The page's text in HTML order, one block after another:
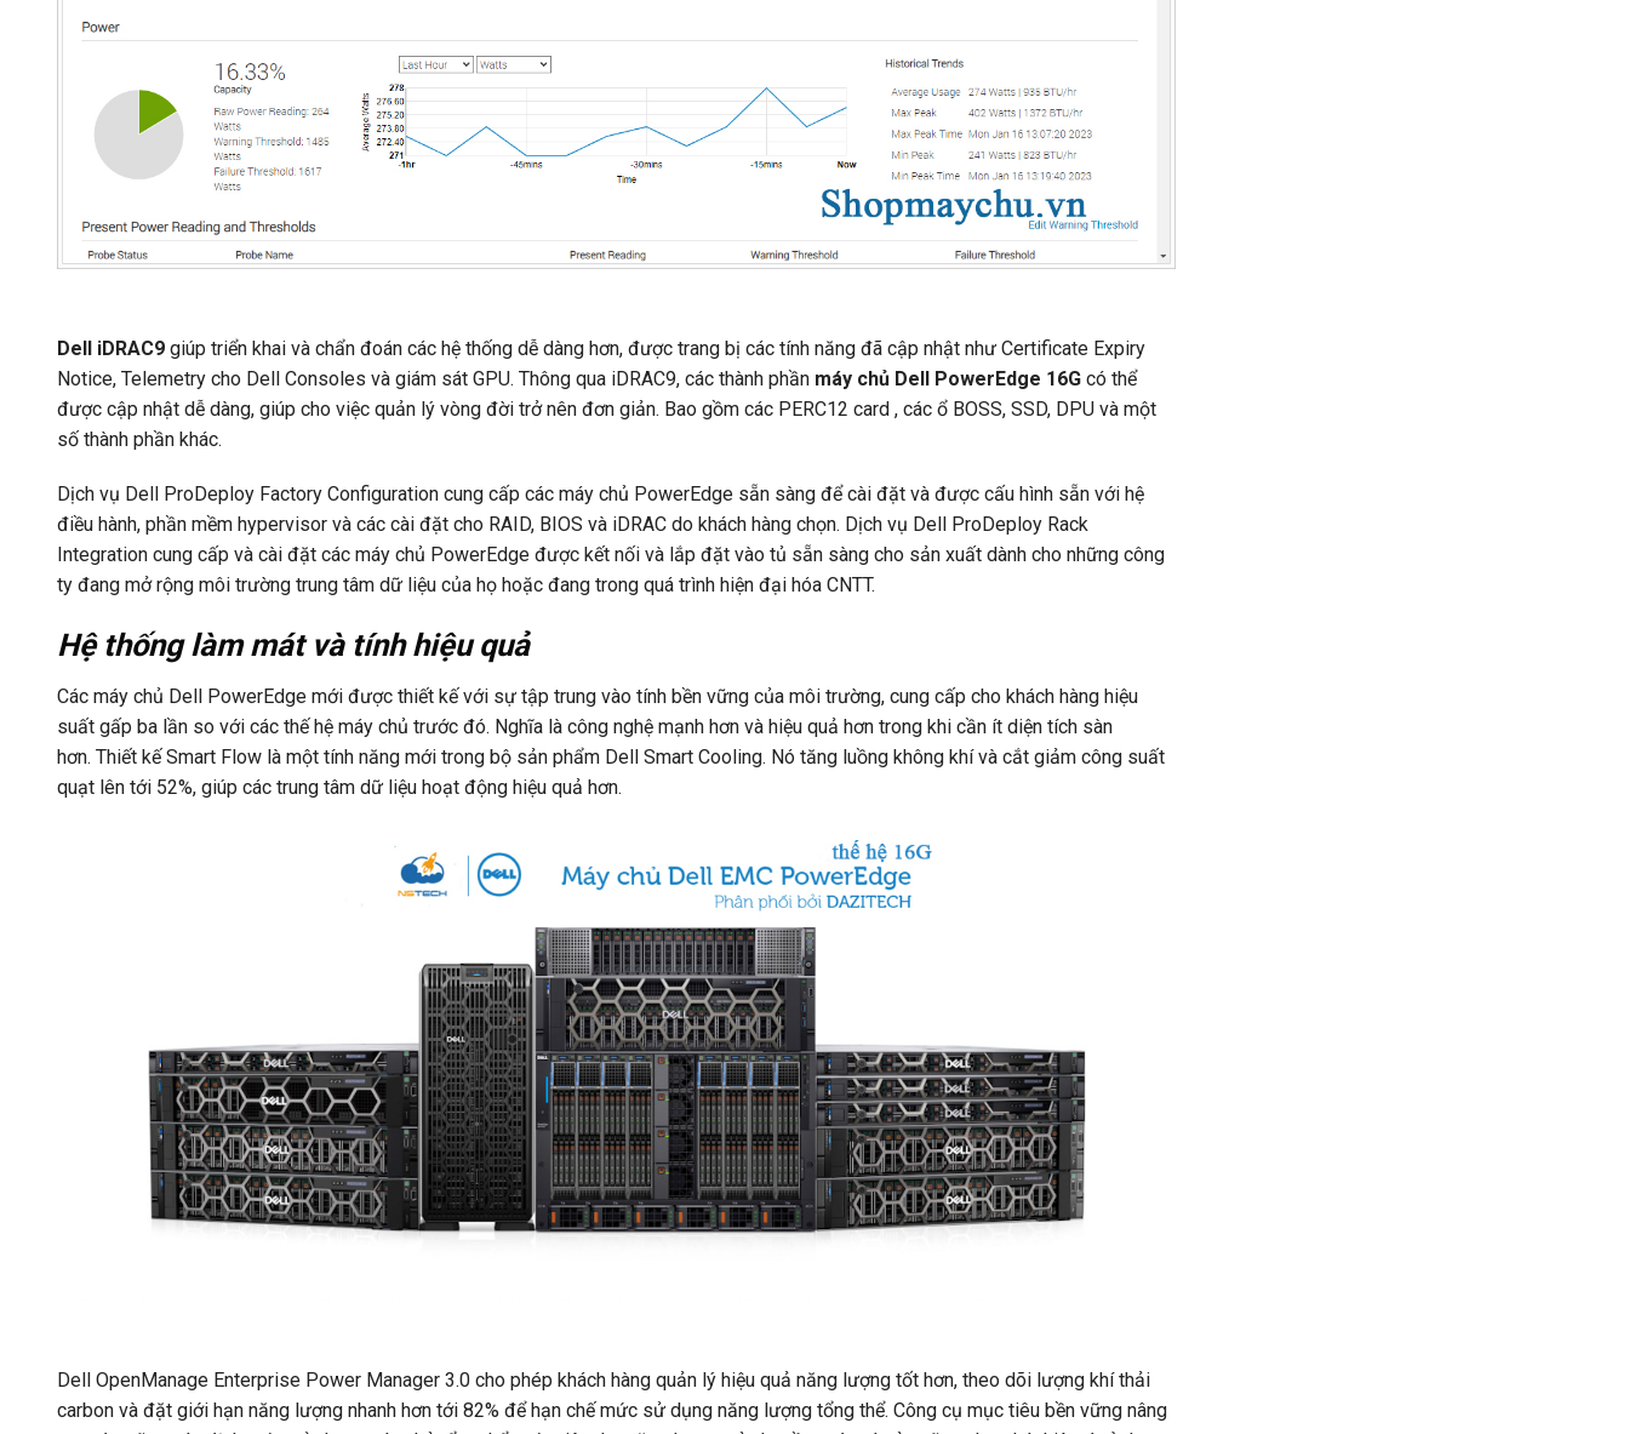
Dell iDRAC9 giúp triển khai và chẩn đoán các hệ thống dễ dàng hơn, được trang bị các tính năng đã cập nhật như Certificate Expiry
Notice, Telemetry cho Dell Consoles và giám sát GPU. Thông qua iDRAC9, các thành phần máy chủ Dell PowerEdge 16G có thể
được cập nhật dễ dàng, giúp cho việc quản lý vòng đời trở nên đơn giản. Bao gồm các PERC12 card , các ổ BOSS, SSD, DPU và một
số thành phần khác.
Dịch vụ Dell ProDeploy Factory Configuration cung cấp các máy chủ PowerEdge sẵn sàng để cài đặt và được cấu hình sẵn với hệ
điều hành, phần mềm hypervisor và các cài đặt cho RAID, BIOS và iDRAC do khách hàng chọn. Dịch vụ Dell ProDeploy Rack
Integration cung cấp và cài đặt các máy chủ PowerEdge được kết nối và lắp đặt vào tủ sẵn sàng cho sản xuất dành cho những công
ty đang mở rộng môi trường trung tâm dữ liệu của họ hoặc đang trong quá trình hiện đại hóa CNTT.
Hệ thống làm mát và tính hiệu quả
Các máy chủ Dell PowerEdge mới được thiết kế với sự tập trung vào tính bền vững của môi trường, cung cấp cho khách hàng hiệu
suất gấp ba lần so với các thế hệ máy chủ trước đó. Nghĩa là công nghệ mạnh hơn và hiệu quả hơn trong khi cần ít diện tích sàn
hơn. Thiết kế Smart Flow là một tính năng mới trong bộ sản phẩm Dell Smart Cooling. Nó tăng luồng không khí và cắt giảm công suất
quạt lên tới 52%, giúp các trung tâm dữ liệu hoạt động hiệu quả hơn.
Dell OpenManage Enterprise Power Manager 3.0 cho phép khách hàng quản lý hiệu quả năng lượng tốt hơn, theo dõi lượng khí thải
carbon và đặt giới hạn năng lượng nhanh hơn tới 82% để hạn chế mức sử dụng năng lượng tổng thể. Công cụ mục tiêu bền vững nâng